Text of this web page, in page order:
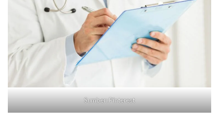
Sumber: Pinterest